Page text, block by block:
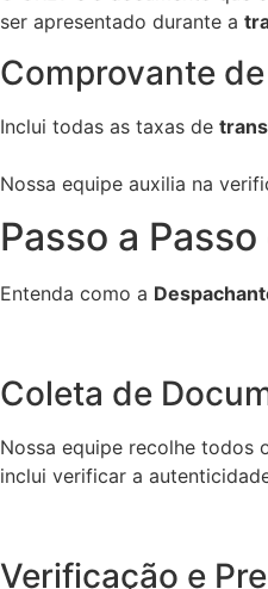
ser apresentado durante a
Comprovante
Inclui todas as taxas de
Nossa equipe auxilia na
Passo a
Entenda como a
Coleta de
Nossa equipe recolhe todos
inclui verificar a
Verificação e